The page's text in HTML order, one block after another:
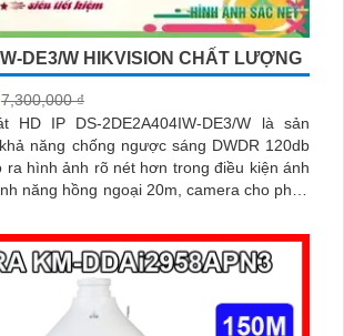
DE3/W HIKVISION CHẤT LƯỢNG
7,300,000 ₫
HD IP DS-2DE2A404IW-DE3/W là sản
năng chống ngược sáng DWDR 120db
ra hình ảnh rõ nét hơn trong điều kiện ánh